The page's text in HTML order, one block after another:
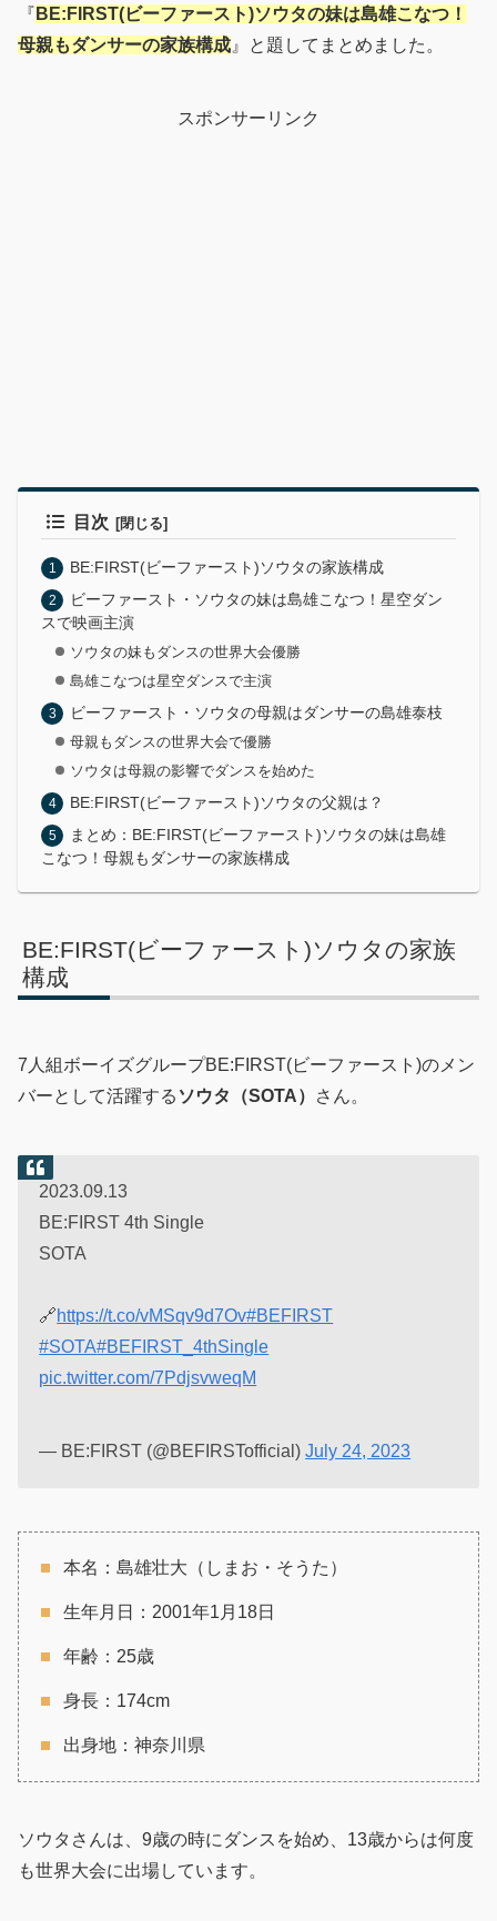
『 BE:FIRST(ビーファースト)ソウタの妹は島雄こなつ！
母親もダンサーの家族構成 』と題してまとめました。
スポンサーリンク
目次
BE:FIRST(ビーファースト)ソウタの家族構成
ビーファースト・ソウタの妹は島雄こなつ！星空ダン
スで映画主演
ソウタの妹もダンスの世界大会優勝
島雄こなつは星空ダンスで主演
ビーファースト・ソウタの母親はダンサーの島雄泰枝
母親もダンスの世界大会で優勝
ソウタは母親の影響でダンスを始めた
BE:FIRST(ビーファースト)ソウタの父親は？
まとめ：BE:FIRST(ビーファースト)ソウタの妹は島雄
こなつ！母親もダンサーの家族構成
BE:FIRST(ビーファースト)ソウタの家族
構成
7人組ボーイズグループBE:FIRST(ビーファースト)のメン
バーとして活躍する ソウタ（SOTA） さん。
2023.09.13
BE:FIRST 4th Single
SOTA
🔗https://t.co/vMSqv9d7Ov#BEFIRST
#SOTA#BEFIRST_4thSingle
pic.twitter.com/7PdjsvweqM
— BE:FIRST (@BEFIRSTofficial)July 24, 2023
本名：島雄壮大（しまお・そうた）
生年月日：2001年1月18日
年齢：25歳
身長：174cm
出身地：神奈川県
ソウタさんは、9歳の時にダンスを始め、13歳からは何度
も世界大会に出場しています。